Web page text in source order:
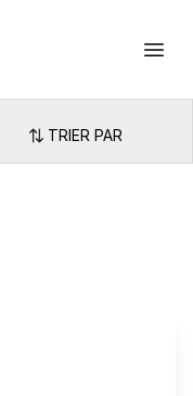
Trier par
TRIER PAR